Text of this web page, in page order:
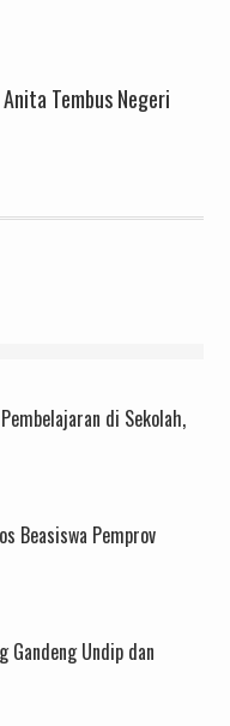
Tembus Negeri
di Sekolah,
Beasiswa Pemprov
Gandeng Undip dan